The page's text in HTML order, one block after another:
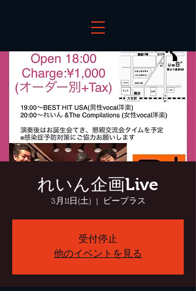
れいん企画Live
3月11日(土)
  |
ビープラス
受付停止
他のイベントを見る